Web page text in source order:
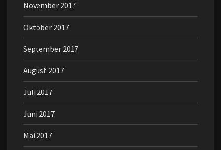
November 2017
Oktober 2017
September 2017
August 2017
Juli 2017
Juni 2017
Mai 2017